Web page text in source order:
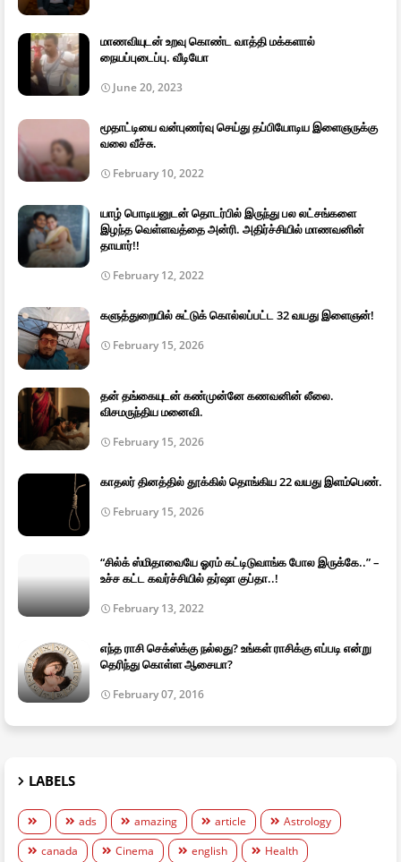
மாணவியுடன் உறவு கொண்ட வாத்தி மக்களால்
நையப்புடைப்பு. வீடியோ
June 20, 2023
மூதாட்டியை வன்புணர்வு செய்து தப்பியோடிய இளைஞருக்கு
வலை வீச்சு.
February 10, 2022
யாழ் பொடியனுடன் தொடர்பில் இருந்து பல லட்சங்களை
இழந்த வெள்ளவத்தை அன்ரி. அதிர்ச்சியில் மாணவனின்
தாயார்!!
February 12, 2022
களுத்துறையில் சுட்டுக் கொல்லப்பட்ட 32 வயது இளைஞன்!
February 15, 2026
தன் தங்கையுடன் கண்முன்னே கணவனின் லீலை.
விசமருந்திய மனைவி.
February 15, 2026
காதலர் தினத்தில் தூக்கில் தொங்கிய 22 வயது இளம்பெண்.
February 15, 2026
“சில்க் ஸ்மிதாவையே ஓரம் கட்டிடுவாங்க போல இருக்கே..” –
உச்ச கட்ட கவர்ச்சியில் தர்ஷா குப்தா..!
February 13, 2022
எந்த ராசி செக்ஸ்க்கு நல்லது? உங்கள் ராசிக்கு எப்படி என்று
தெரிந்து கொள்ள ஆசையா?
February 07, 2016
LABELS
ads amazing article
Astrology
canada
Cinema english Health